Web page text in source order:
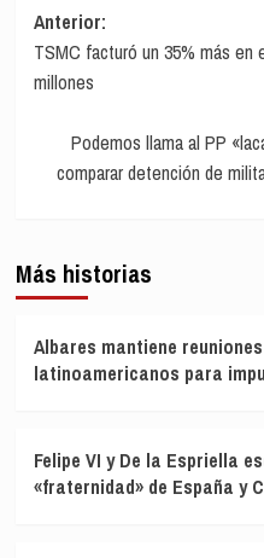
Navegación
de
entradas
Anterior:
TSMC facturó un 35% más en
millones
Podemos llama al PP
comparar detención de
Más historias
Albares mantiene
latinoamericanos para
Felipe VI y De la Espriella
«fraternidad» de España y